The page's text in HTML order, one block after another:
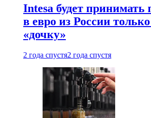
Intesa будет принимать
в евро из России
«дочку»
2 года спустя2 года спустя